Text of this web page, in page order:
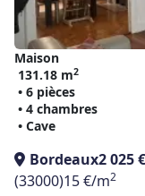
Maison
131.18 m2
• 6 pièces
• 4 chambres
• Cave
Bordeaux2 025 €
(33000)15 €/m2